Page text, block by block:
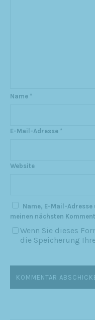
Name *
E-Mail-Adresse *
Website
Name, E-Mail-
meinen nächsten
Wenn Sie dieses
die Speicherung